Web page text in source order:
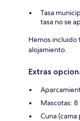
Tasa
tasa no se
Hemos incluido
alojamiento.
Extras
Mascotas:
Cuna